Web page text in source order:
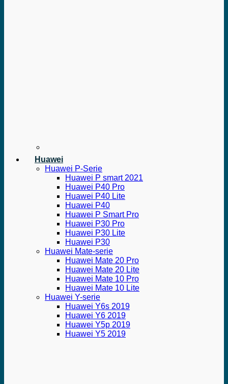
Huawei
Huawei P-Serie
Huawei P smart 2021
Huawei P40 Pro
Huawei P40 Lite
Huawei P40
Huawei P Smart Pro
Huawei P30 Pro
Huawei P30 Lite
Huawei P30
Huawei Mate-serie
Huawei Mate 20 Pro
Huawei Mate 20 Lite
Huawei Mate 10 Pro
Huawei Mate 10 Lite
Huawei Y-serie
Huawei Y6s 2019
Huawei Y6 2019
Huawei Y5p 2019
Huawei Y5 2019